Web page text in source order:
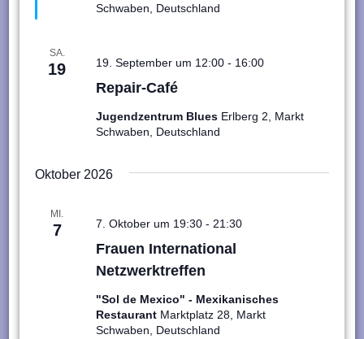
Schwaben, Deutschland
SA.
19
Repair-Café
19. September um 12:00 - 16:00
Jugendzentrum Blues Erlberg 2, Markt
Schwaben, Deutschland
Oktober 2026
MI.
7
Frauen International
Netzwerktreffen
7. Oktober um 19:30 - 21:30
"Sol de Mexico" - Mexikanisches
Restaurant Marktplatz 28, Markt
Schwaben, Deutschland